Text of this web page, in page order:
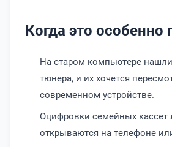
Когда это особенно
На старом компьютере
тюнера, и их хочется
современном устройстве.
Оцифровки семейных кассет
открываются на телефоне